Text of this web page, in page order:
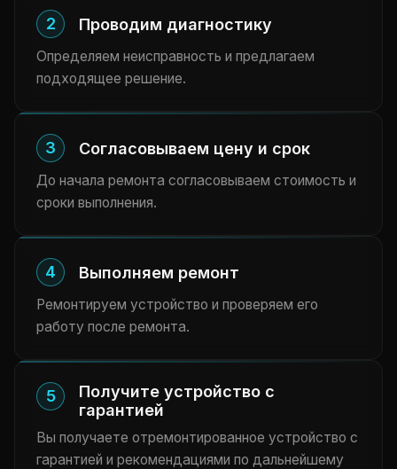
2 Проводим диагностику
Определяем неисправность и предлагаем
подходящее решение.
3 Согласовываем цену и срок
До начала ремонта согласовываем стоимость и
сроки выполнения.
4 Выполняем ремонт
Ремонтируем устройство и проверяем его
работу после ремонта.
5
Получите устройство с
гарантией
Вы получаете отремонтированное устройство с
гарантией и рекомендациями по дальнейшему